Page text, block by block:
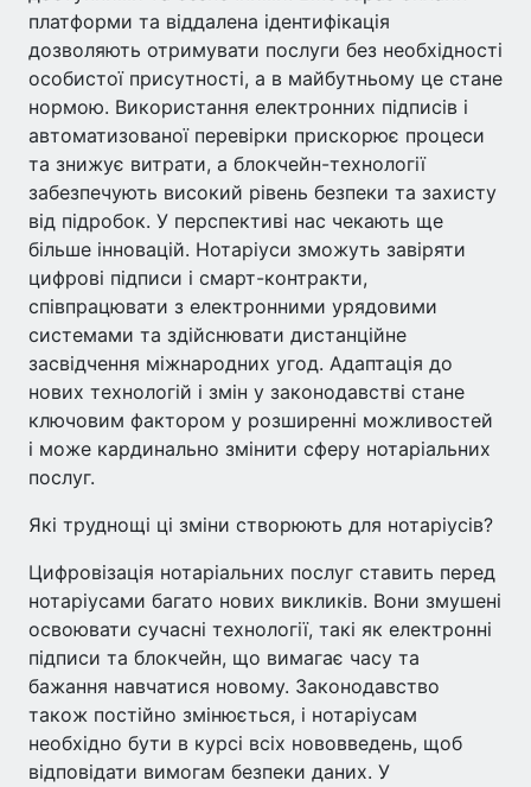
платформи та віддалена ідентифікація
дозволяють отримувати послуги без необхідності
особистої присутності, а в майбутньому це стане
нормою. Використання електронних підписів і
автоматизованої перевірки прискорює процеси
та знижує витрати, а блокчейн-технології
забезпечують високий рівень безпеки та захисту
від підробок. У перспективі нас чекають ще
більше інновацій. Нотаріуси зможуть завіряти
цифрові підписи і смарт-контракти,
співпрацювати з електронними урядовими
системами та здійснювати дистанційне
засвідчення міжнародних угод. Адаптація до
нових технологій і змін у законодавстві стане
ключовим фактором у розширенні можливостей
і може кардинально змінити сферу нотаріальних
послуг.
Які труднощі ці зміни створюють для нотаріусів?
Цифровізація нотаріальних послуг ставить перед
нотаріусами багато нових викликів. Вони змушені
освоювати сучасні технології, такі як електронні
підписи та блокчейн, що вимагає часу та
бажання навчатися новому. Законодавство
також постійно змінюється, і нотаріусам
необхідно бути в курсі всіх нововведень, щоб
відповідати вимогам безпеки даних. У